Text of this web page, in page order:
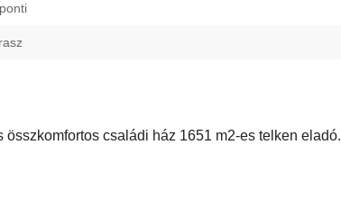
összkomfortos családi ház 1651 m2-es telken eladó.